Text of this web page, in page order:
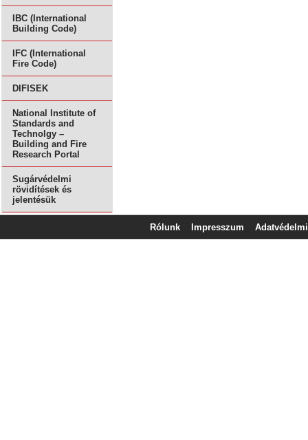
IBC (International
Building Code)
IFC (International
Fire Code)
DIFISEK
National Institute of
Standards and
Technolgy –
Building and Fire
Research Portal
Sugárvédelmi
rövidítések és
jelentésük
Rólunk Impresszum